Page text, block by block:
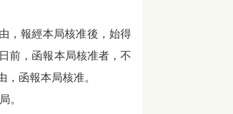
，報經本局核准後，始得
前，函報本局核准者，不
函報本局核准。
。